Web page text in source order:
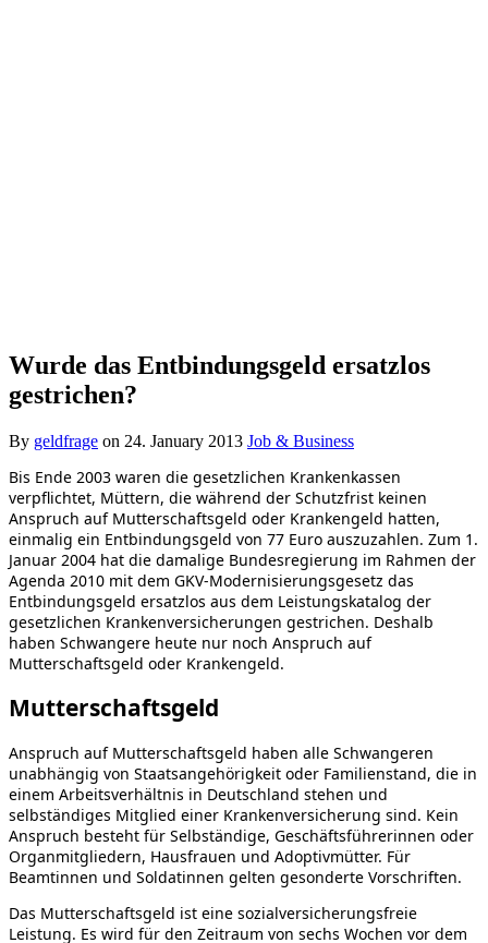
Wurde das Entbindungsgeld ersatzlos
gestrichen?
By geldfrage on 24. January 2013 Job & Business
Bis Ende 2003 waren die gesetzlichen Krankenkassen
verpflichtet, Müttern, die während der Schutzfrist keinen
Anspruch auf Mutterschaftsgeld oder Krankengeld hatten,
einmalig ein Entbindungsgeld von 77 Euro auszuzahlen. Zum 1.
Januar 2004 hat die damalige Bundesregierung im Rahmen der
Agenda 2010 mit dem GKV-Modernisierungsgesetz das
Entbindungsgeld ersatzlos aus dem Leistungskatalog der
gesetzlichen Krankenversicherungen gestrichen. Deshalb
haben Schwangere heute nur noch Anspruch auf
Mutterschaftsgeld oder Krankengeld.
Mutterschaftsgeld
Anspruch auf Mutterschaftsgeld haben alle Schwangeren
unabhängig von Staatsangehörigkeit oder Familienstand, die in
einem Arbeitsverhältnis in Deutschland stehen und
selbständiges Mitglied einer Krankenversicherung sind. Kein
Anspruch besteht für Selbständige, Geschäftsführerinnen oder
Organmitgliedern, Hausfrauen und Adoptivmütter. Für
Beamtinnen und Soldatinnen gelten gesonderte Vorschriften.
Das Mutterschaftsgeld ist eine sozialversicherungsfreie
Leistung. Es wird für den Zeitraum von sechs Wochen vor dem